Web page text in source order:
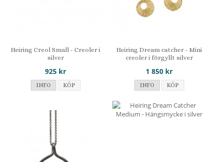
Heiring Creol Small - Creoler i
silver
925 kr
INFO KÖP
Heiring Dream catcher - Mini
creoler i förgyllt silver
1 850 kr
INFO KÖP